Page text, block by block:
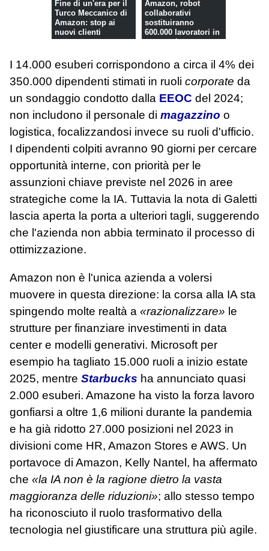
Fine di un'era per il
Turco Meccanico di
Amazon: stop ai
nuovi clienti
Amazon, robot
collaborativi
sostituiranno
600.000 lavoratori in
otto anni
I 14.000 esuberi corrispondono a circa il 4% dei
350.000 dipendenti stimati in ruoli corporate da
un sondaggio condotto dalla EEOC del 2024;
non includono il personale di magazzino o
logistica, focalizzandosi invece su ruoli d'ufficio.
I dipendenti colpiti avranno 90 giorni per cercare
opportunità interne, con priorità per le
assunzioni chiave previste nel 2026 in aree
strategiche come la IA. Tuttavia la nota di Galetti
lascia aperta la porta a ulteriori tagli, suggerendo
che l'azienda non abbia terminato il processo di
ottimizzazione.
Amazon non è l'unica azienda a volersi
muovere in questa direzione: la corsa alla IA sta
spingendo molte realtà a «razionalizzare» le
strutture per finanziare investimenti in data
center e modelli generativi. Microsoft per
esempio ha tagliato 15.000 ruoli a inizio estate
2025, mentre Starbucks ha annunciato quasi
2.000 esuberi. Amazone ha visto la forza lavoro
gonfiarsi a oltre 1,6 milioni durante la pandemia
e ha già ridotto 27.000 posizioni nel 2023 in
divisioni come HR, Amazon Stores e AWS. Un
portavoce di Amazon, Kelly Nantel, ha affermato
che «la IA non è la ragione dietro la vasta
maggioranza delle riduzioni»; allo stesso tempo
ha riconosciuto il ruolo trasformativo della
tecnologia nel giustificare una struttura più agile.